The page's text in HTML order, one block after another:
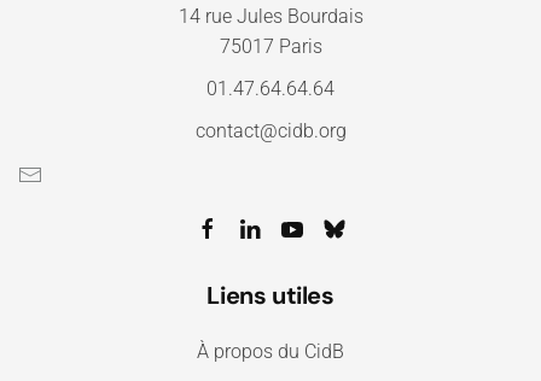
14 rue Jules Bourdais
75017 Paris
01.47.64.64.64
contact@cidb.org
Liens utiles
À propos du CidB